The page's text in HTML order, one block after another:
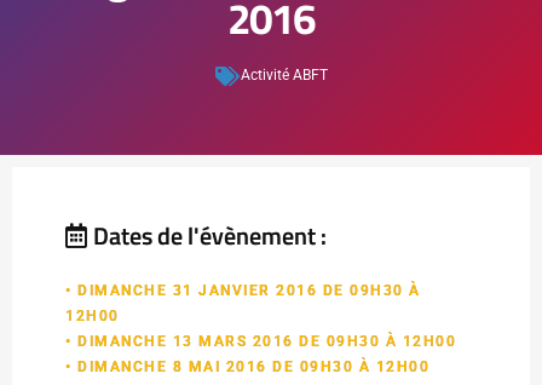
2016
Activité ABFT
Dates de l'évènement :
• DIMANCHE 31 JANVIER 2016 DE 09H30 À
12H00
• DIMANCHE 13 MARS 2016 DE 09H30 À 12H00
• DIMANCHE 8 MAI 2016 DE 09H30 À 12H00